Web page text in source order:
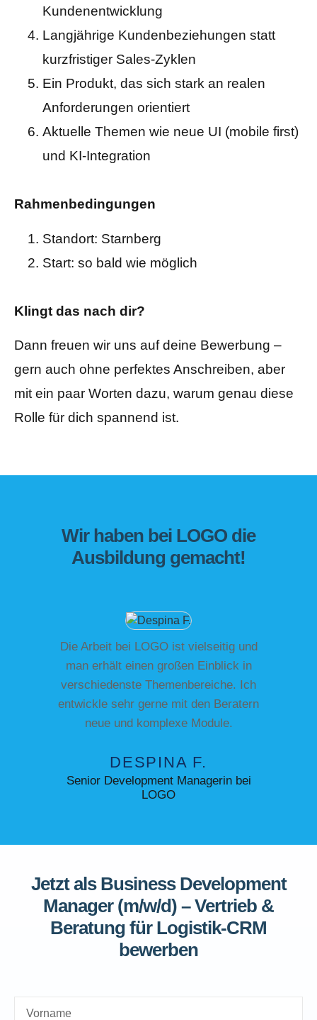
Kundenentwicklung
Langjährige Kundenbeziehungen statt
kurzfristiger Sales-Zyklen
Ein Produkt, das sich stark an realen
Anforderungen orientiert
Aktuelle Themen wie neue UI (mobile first)
und KI-Integration
Rahmenbedingungen
Standort: Starnberg
Start: so bald wie möglich
Klingt das nach dir?
Dann freuen wir uns auf deine Bewerbung –
gern auch ohne perfektes Anschreiben, aber
mit ein paar Worten dazu, warum genau diese
Rolle für dich spannend ist.
Wir haben bei LOGO die
Ausbildung gemacht!
Die Arbeit bei LOGO ist vielseitig und
man erhält einen großen Einblick in
verschiedenste Themenbereiche. Ich
entwickle sehr gerne mit den Beratern
neue und komplexe Module.
DESPINA F.
Senior Development Managerin bei
LOGO
Jetzt als Business Development
Manager (m/w/d) – Vertrieb &
Beratung für Logistik-CRM
bewerben